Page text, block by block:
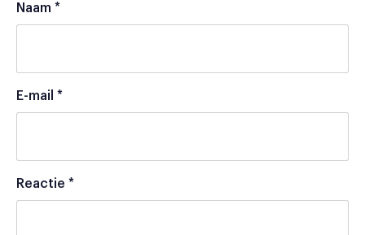
Naam *
E-mail *
Reactie *